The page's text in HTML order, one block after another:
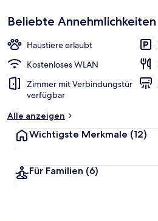
Beliebte Annehmlichkeiten
Haustiere erlaubt
Kostenloses WLAN
Zimmer mit Verbindungstür
verfügbar
Alle anzeigen
Wichtigste Merkmale (12)
Für Familien (6)